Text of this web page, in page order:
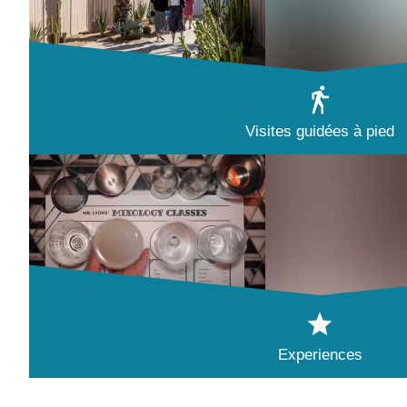
Visites guidées à pied
Experiences